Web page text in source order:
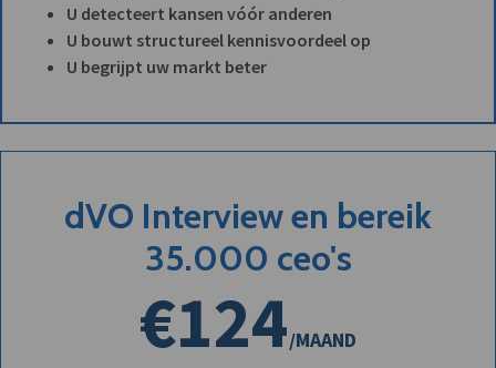
U detecteert kansen vóór anderen
U bouwt structureel kennisvoordeel op
U begrijpt uw markt beter
dVO Interview en bereik
35.000 ceo's
€124/MAAND